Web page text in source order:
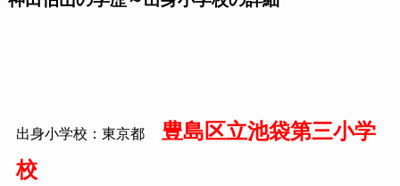
出身小学校：東京都
豊島区立池袋第三小学
校